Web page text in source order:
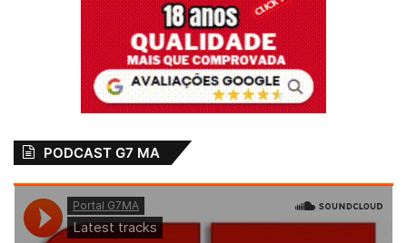
PODCAST G7 MA